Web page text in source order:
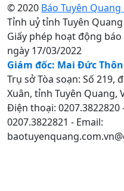
© 2020 Báo Tuyên
Tỉnh uỷ tỉnh Tuyên Quang
Giấy phép hoạt động báo
ngày 17/03/2022
Giám đốc: Mai Đức
Trụ sở Tòa soạn: Số 219,
Xuân, tỉnh Tuyên Quang,
Điện thoại: 0207.3822820
0207.3822821 - Email: